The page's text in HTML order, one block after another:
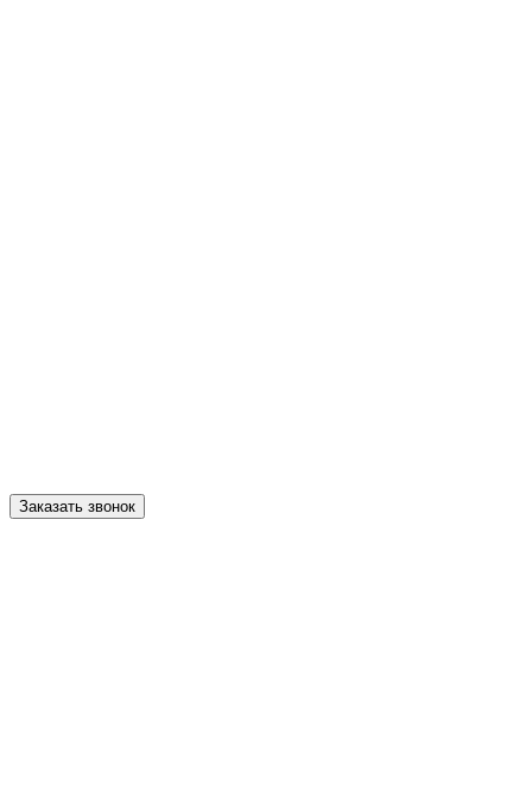
Заказать звонок